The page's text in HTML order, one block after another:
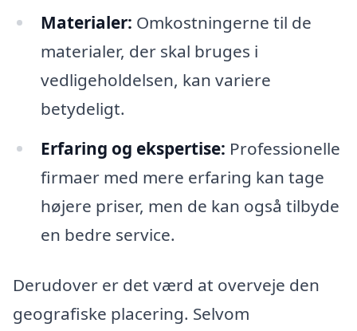
Materialer: Omkostningerne til de
materialer, der skal bruges i
vedligeholdelsen, kan variere
betydeligt.
Erfaring og ekspertise: Professionelle
firmaer med mere erfaring kan tage
højere priser, men de kan også tilbyde
en bedre service.
Derudover er det værd at overveje den
geografiske placering. Selvom